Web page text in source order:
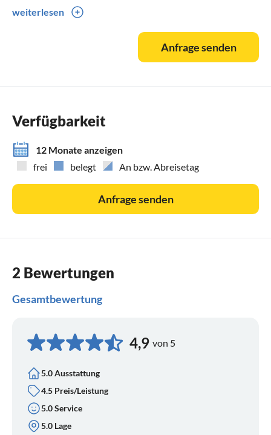
Wochenmarkt in Kappeln - jeden Donnerstag von Uhr bis
Vorstellung: Astronomie für Kinder (und Erwachsene) -
Heringstage in Kappeln (Himmelfahrtswochenende)
weiterlesen
Anfrage senden
Verfügbarkeit
12 Monate anzeigen
frei
belegt An bzw. Abreisetag
Anfrage senden
2 Bewertungen
Gesamtbewertung
4,9 von 5
5.0 Ausstattung
4.5 Preis/Leistung
5.0 Service
5.0 Lage